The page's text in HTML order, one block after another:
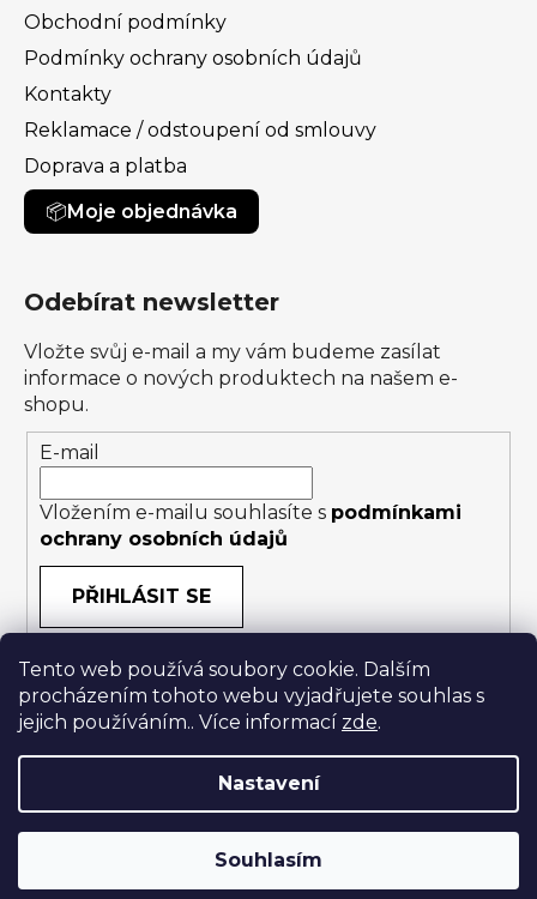
Tento web používá soubory cookie. Dalším
procházením tohoto webu vyjadřujete souhlas s
jejich používáním.. Více informací zde.
Nastavení
Souhlasím
Obchodní podmínky
Podmínky ochrany osobních údajů
Kontakty
Reklamace / odstoupení od smlouvy
Doprava a platba
Moje objednávka
Odebírat newsletter
Vložte svůj e-mail a my vám budeme zasílat
informace o nových produktech na našem e-
shopu.
E-mail
Vložením e-mailu souhlasíte s podmínkami
ochrany osobních údajů
PŘIHLÁSIT SE
Vytvořil Shoptet|Anque Media
Copyright 202624365.cz. Všechna práva
vyhrazena.